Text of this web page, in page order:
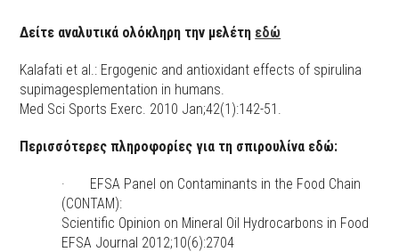
Δείτε αναλυτικά ολόκληρη την μελέτη εδώ
Kalafati et al.: Ergogenic and antioxidant effects of spirulina
supimagesplementation in humans.
Med Sci Sports Exerc. 2010 Jan;42(1):142-51.
Περισσότερες πληροφορίες για τη σπιρουλίνα εδώ:
· EFSA Panel on Contaminants in the Food Chain
(CONTAM):
Scientific Opinion on Mineral Oil Hydrocarbons in Food
EFSA Journal 2012;10(6):2704